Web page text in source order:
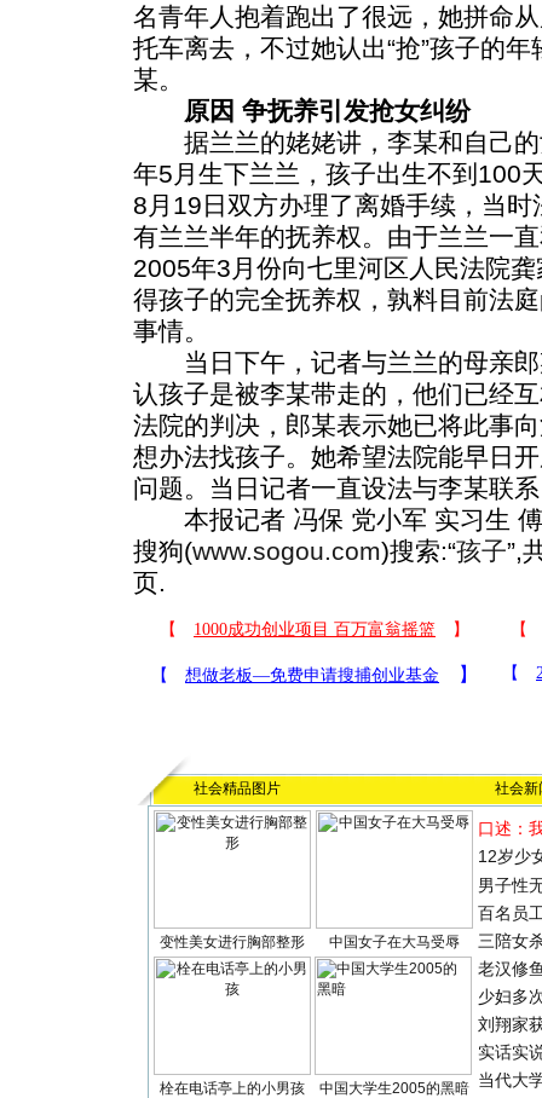
名青年人抱着跑出了很远，她拼命
托车离去，不过她认出“抢”孩子的
某。
原因 争抚养引发抢女纠纷
据兰兰的姥姥讲，李某和自己的
年5月生下兰兰，孩子出生不到100
8月19日双方办理了离婚手续，当
有兰兰半年的抚养权。由于兰兰一
2005年3月份向七里河区人民法院
得孩子的完全抚养权，孰料目前法
事情。
当日下午，记者与兰兰的母亲郎
认孩子是被李某带走的，他们已经
法院的判决，郎某表示她已将此事
想办法找孩子。她希望法院能早日
问题。当日记者一直设法与李某联
本报记者 冯保 党小军 实习生 傅
搜狗(www.sogou.com)搜索:“孩子”,
页.
社会精品图片 社会新
变性美女进行胸部整形 中国女子在大马受辱
栓在电话亭上的小男孩 中国大学生2005的黑暗
口述：
12岁少
男子性
百名员
三陪女
老汉修
少妇多
刘翔家
实话实
当代大